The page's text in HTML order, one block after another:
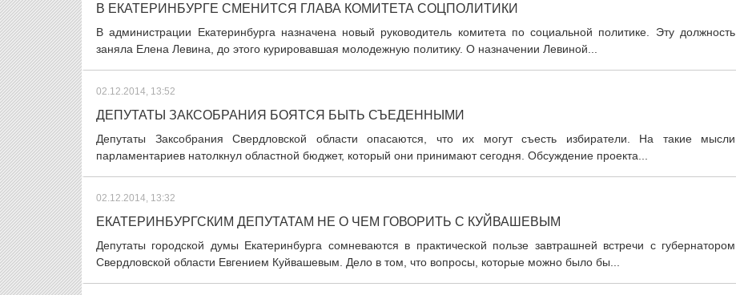
В ЕКАТЕРИНБУРГЕ СМЕНИТСЯ ГЛАВА КОМИТЕТА СОЦПОЛИТИКИ
В администрации Екатеринбурга назначена новый руководитель комитета по социальной политике. Эту должность
заняла Елена Левина, до этого курировавшая молодежную политику. О назначении Левиной...
02.12.2014, 13:52
ДЕПУТАТЫ ЗАКСОБРАНИЯ БОЯТСЯ БЫТЬ СЪЕДЕННЫМИ
Депутаты Заксобрания Свердловской области опасаются, что их могут съесть избиратели. На такие мысли
парламентариев натолкнул областной бюджет, который они принимают сегодня. Обсуждение проекта...
02.12.2014, 13:32
ЕКАТЕРИНБУРГСКИМ ДЕПУТАТАМ НЕ О ЧЕМ ГОВОРИТЬ C КУЙВАШЕВЫМ
Депутаты городской думы Екатеринбурга сомневаются в практической пользе завтрашней встречи с губернатором
Свердловской области Евгением Куйвашевым. Дело в том, что вопросы, которые можно было бы...